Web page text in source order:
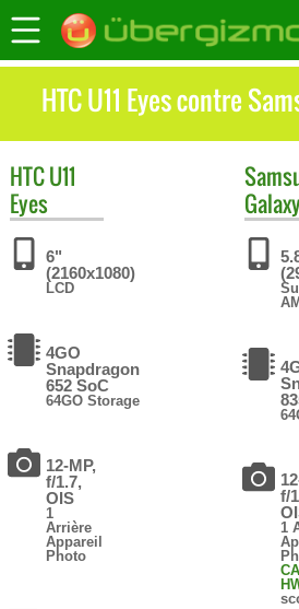
HTC U11 Eyes contre
HTCU11
Eyes
6"
(2160x1080)
LCD
4GO
Snapdragon
652 SoC
64GO Storage
12-MP,
f/1.7,
OIS
1
Arrière
Appareil
Photo
f/
1